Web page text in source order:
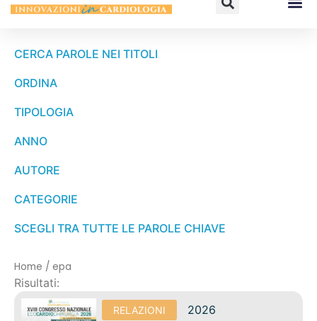
CERCA PAROLE NEI TITOLI
ORDINA
TIPOLOGIA
ANNO
AUTORE
CATEGORIE
SCEGLI TRA TUTTE LE PAROLE CHIAVE
Home / epa
Risultati:
RELAZIONI 2026